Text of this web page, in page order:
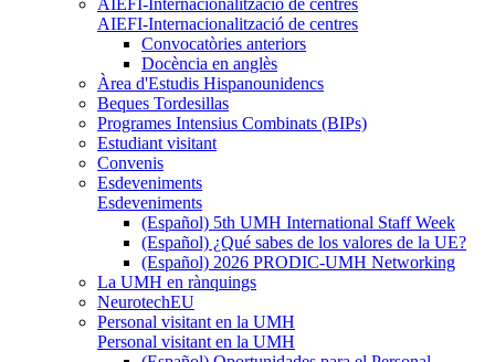
AIEFI-Internacionalització de centres
Convocatòries anteriors
Docència en anglès
Àrea d'Estudis Hispanounidencs
Beques Tordesillas
Programes Intensius Combinats (BIPs)
Estudiant visitant
Convenis
Esdeveniments
Esdeveniments
(Español) 5th UMH International Staff Week
(Español) ¿Qué sabes de los valores de la UE?
(Español) 2026 PRODIC-UMH Networking
La UMH en rànquings
NeurotechEU
Personal visitant en la UMH
Personal visitant en la UMH